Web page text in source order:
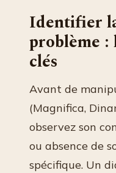
Identifier
problème :
clés
Avant de
(Magnifica,
observez son
ou absence de
spécifique. Un